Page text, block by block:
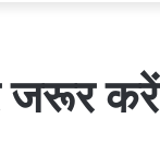
जरूर करें